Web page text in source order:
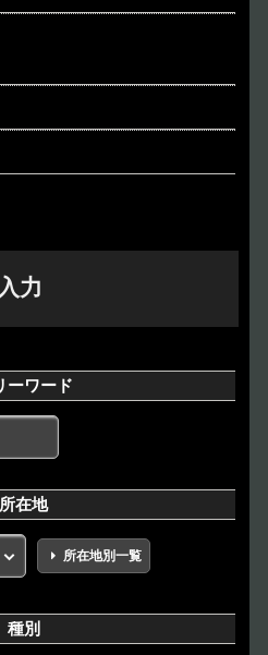
力
ーワード
所在地
所在地別一覧
種別